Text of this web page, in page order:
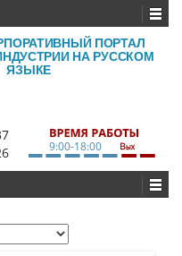
ПОРТАЛ
НА РУССКОМ
ЯЗЫКЕ
9:00-18:00